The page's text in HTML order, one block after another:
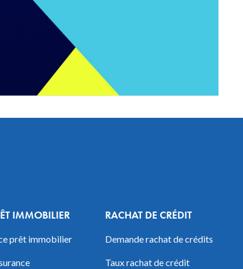
IMMOBILIER
prêt immobilier
RACHAT DE CRÉDIT
Demande rachat de crédits
Taux rachat de crédit